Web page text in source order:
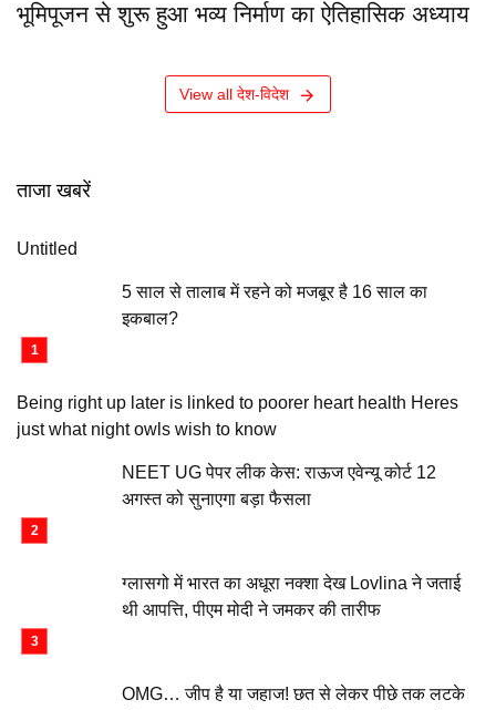
भूमिपूजन से शुरू हुआ भव्य निर्माण का ऐतिहासिक अध्याय
View all देश-विदेश
ताजा खबरें
Untitled
5 साल से तालाब में रहने को मजबूर है 16 साल का
इकबाल?
Being right up later is linked to poorer heart health Heres
just what night owls wish to know
NEET UG पेपर लीक केस: राऊज एवेन्यू कोर्ट 12
अगस्त को सुनाएगा बड़ा फैसला
ग्लासगो में भारत का अधूरा नक्शा देख Lovlina ने जताई
थी आपत्ति, पीएम मोदी ने जमकर की तारीफ
OMG… जीप है या जहाज! छत से लेकर पीछे तक लटके